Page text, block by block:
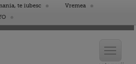
te iubesc
Vremea